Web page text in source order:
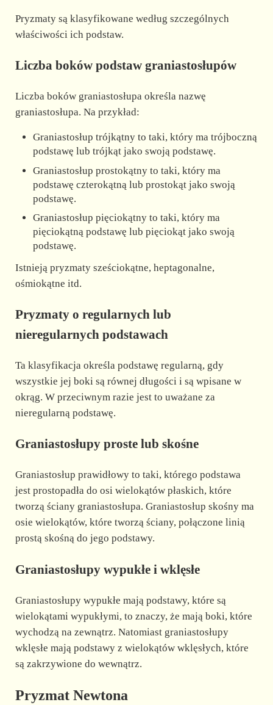
Pryzmaty są klasyfikowane według szczególnych
właściwości ich podstaw.
Liczba boków podstaw graniastosłupów
Liczba boków graniastosłupa określa nazwę
graniastosłupa. Na przykład:
Graniastosłup trójkątny to taki, który ma trójboczną
podstawę lub trójkąt jako swoją podstawę.
Graniastosłup prostokątny to taki, który ma
podstawę czterokątną lub prostokąt jako swoją
podstawę.
Graniastosłup pięciokątny to taki, który ma
pięciokątną podstawę lub pięciokąt jako swoją
podstawę.
Istnieją pryzmaty sześciokątne, heptagonalne,
ośmiokątne itd.
Pryzmaty o regularnych lub
nieregularnych podstawach
Ta klasyfikacja określa podstawę regularną, gdy
wszystkie jej boki są równej długości i są wpisane w
okrąg. W przeciwnym razie jest to uważane za
nieregularną podstawę.
Graniastosłupy proste lub skośne
Graniastosłup prawidłowy to taki, którego podstawa
jest prostopadła do osi wielokątów płaskich, które
tworzą ściany graniastosłupa. Graniastosłup skośny ma
osie wielokątów, które tworzą ściany, połączone linią
prostą skośną do jego podstawy.
Graniastosłupy wypukłe i wklęsłe
Graniastosłupy wypukłe mają podstawy, które są
wielokątami wypukłymi, to znaczy, że mają boki, które
wychodzą na zewnątrz. Natomiast graniastosłupy
wklęsłe mają podstawy z wielokątów wklęsłych, które
są zakrzywione do wewnątrz.
Pryzmat Newtona